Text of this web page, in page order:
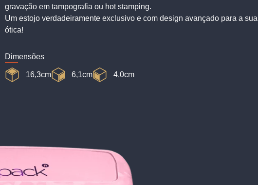
gravação em tampografia ou hot stamping.
Um estojo verdadeiramente exclusivo e com design avançado para a sua
ótica!
Dimensões
16,3cm 6,1cm 4,0cm